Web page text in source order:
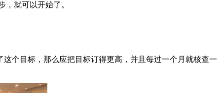
就可以开始了。
个目标，那么应把目标订得更高，并且每过一个月就核查一